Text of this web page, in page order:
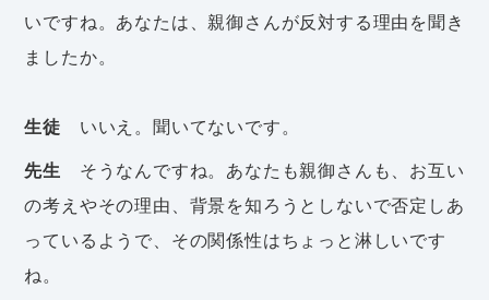
いですね。あなたは、親御さんが反対する理由を聞き
ましたか。
生徒 いいえ。聞いてないです。
先生 そうなんですね。あなたも親御さんも、お互い
の考えやその理由、背景を知ろうとしないで否定しあ
っているようで、その関係性はちょっと淋しいです
ね。